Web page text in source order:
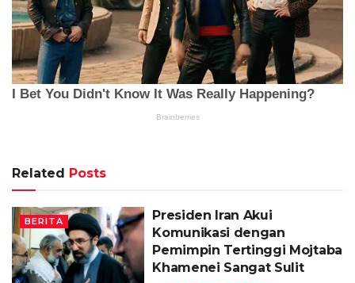
Related Posts
BERITA
Presiden Iran Akui
Komunikasi dengan
Pemimpin Tertinggi Mojtaba
Khamenei Sangat Sulit